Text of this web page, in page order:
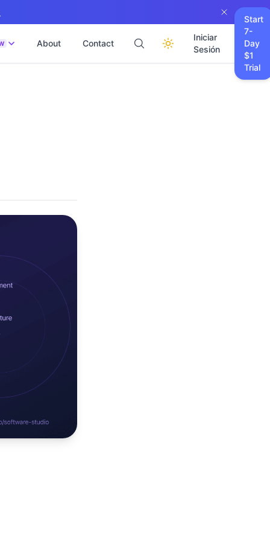
About Contact
Iniciar
Sesión
Start
7-
Day
$1
Trial